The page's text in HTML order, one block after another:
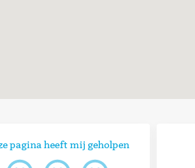
pagina heeft mij geholpen